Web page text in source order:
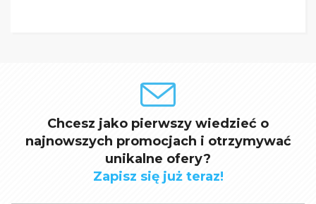
Chcesz jako pierwszy wiedzieć o
najnowszych promocjach i otrzymywać
unikalne ofery?
Zapisz się już teraz!